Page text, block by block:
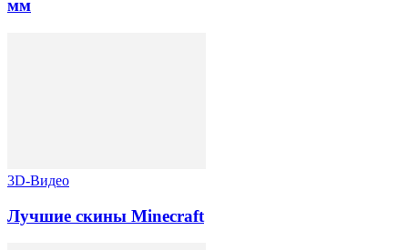
мм
3D-Видео
Лучшие скины Minecraft